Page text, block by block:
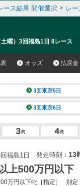
ース結果 開催選択 > レ
曜）3回福島1日 8レース
オッズ 払戻金
3回東京5日
3回東京6日
福島1日 発走時刻： 13
上500万円以下
万円以下牝［指定］ 別定